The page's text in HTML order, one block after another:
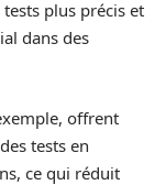
plus précis et
dans des
offrent
tests en
ce qui réduit